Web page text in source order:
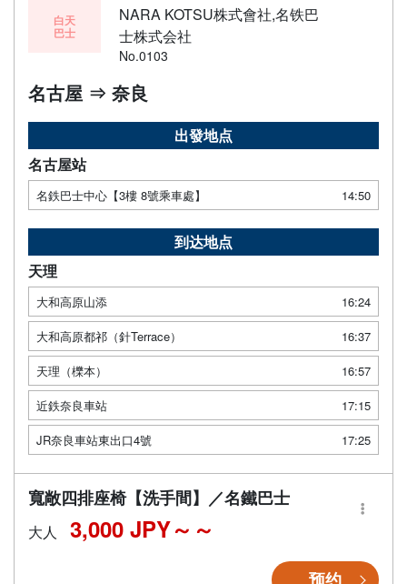
白天
巴士
NARA KOTSU株式會社,名铁巴
士株式会社
No.0103
名古屋 ⇒ 奈良
出發地点
名古屋站
名鉄巴士中心【3樓 8號乘車處】 14:50
到达地点
天理
大和高原山添
16:24
大和高原都祁（針Terrace）
16:37
天理（櫟本）
16:57
近鉄奈良車站
17:15
JR奈良車站東出口4號
17:25
寬敞四排座椅【洗手間】／名鐵巴士
大人 3,000 JPY～